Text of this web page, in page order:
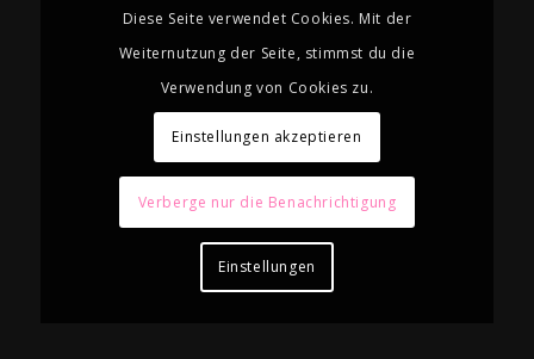
Diese Seite verwendet Cookies. Mit der
Weiternutzung der Seite, stimmst du die
Verwendung von Cookies zu.
Einstellungen akzeptieren
Verberge nur die Benachrichtigung
Einstellungen